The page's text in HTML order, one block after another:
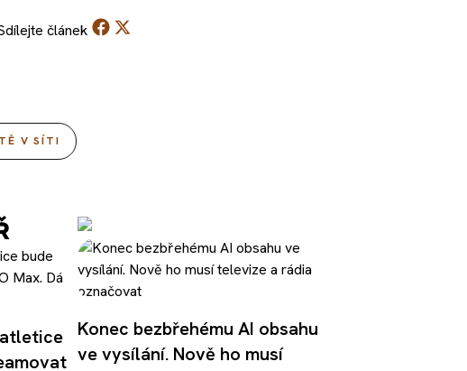
článek
V SÍTI
Konec bezbřehému AI obsahu
ve vysílání. Nově ho musí